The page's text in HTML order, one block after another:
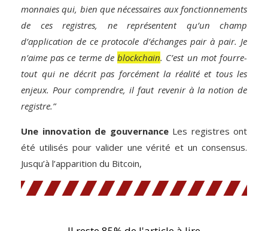
monnaies qui, bien que nécessaires aux fonctionnements
de ces registres, ne représentent qu’un champ
d’application de ce protocole d’échanges pair à pair. Je
n’aime pas ce terme deblockchain. C’est un mot fourre-
tout qui ne décrit pas forcément la réalité et tous les
enjeux. Pour comprendre, il faut revenir à la notion de
registre.”
Une innovation de gouvernanceLes registres ont
été utilisés pour valider une vérité et un consensus.
Jusqu’à l’apparition du Bitcoin,